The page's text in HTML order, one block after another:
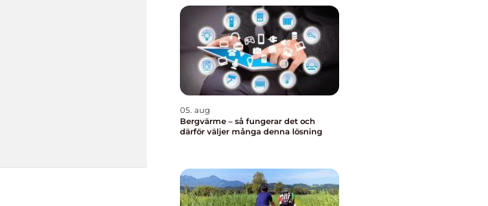
05. aug
Bergvärme – så fungerar det och
därför väljer många denna lösning